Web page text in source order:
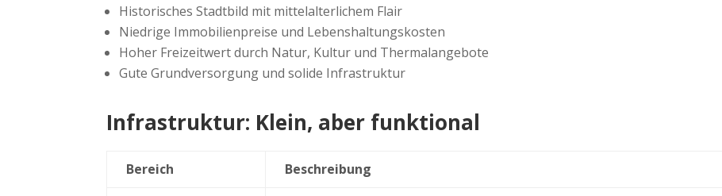
Historisches Stadtbild mit mittelalterlichem Flair
Niedrige Immobilienpreise und Lebenshaltungskosten
Hoher Freizeitwert durch Natur, Kultur und Thermalangebote
Gute Grundversorgung und solide Infrastruktur
Infrastruktur: Klein, aber funktional
Bereich
Beschreibung